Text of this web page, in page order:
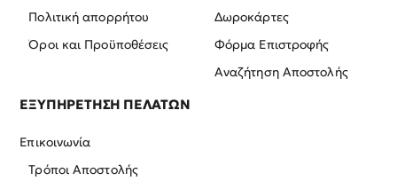
Πολιτική απορρήτου
Όροι και Προϋποθέσεις
Δωροκάρτες
Φόρμα Επιστροφής
Αναζήτηση Αποστολής
ΕΞΥΠΗΡΕΤΗΣΗ ΠΕΛΑΤΩΝ
Επικοινωνία
Τρόποι Αποστολής